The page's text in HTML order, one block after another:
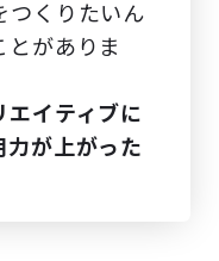
つくりたいん
とがありま
エイティブに
力が上がった